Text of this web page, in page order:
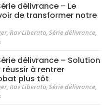
délivrance – Le
de transformer notre
,Rav Liberato,Série délivrance,
délivrance – Solution
réussir à rentrer
plus tôt
, Rav Liberato ,Série délivrance